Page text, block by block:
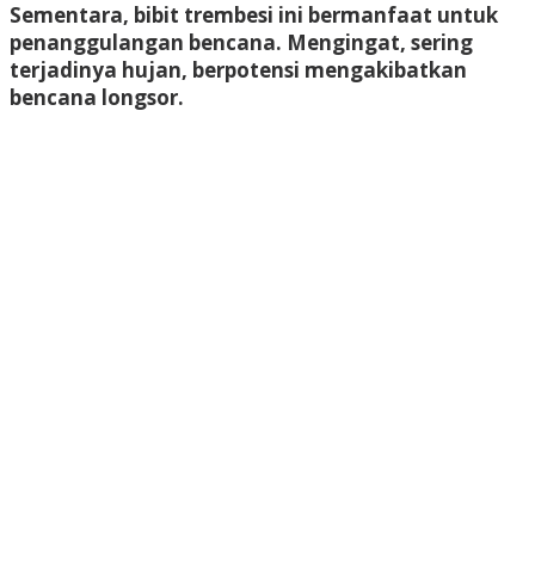
Sementara, bibit trembesi ini bermanfaat untuk
penanggulangan bencana. Mengingat, sering
terjadinya hujan, berpotensi mengakibatkan
bencana longsor.